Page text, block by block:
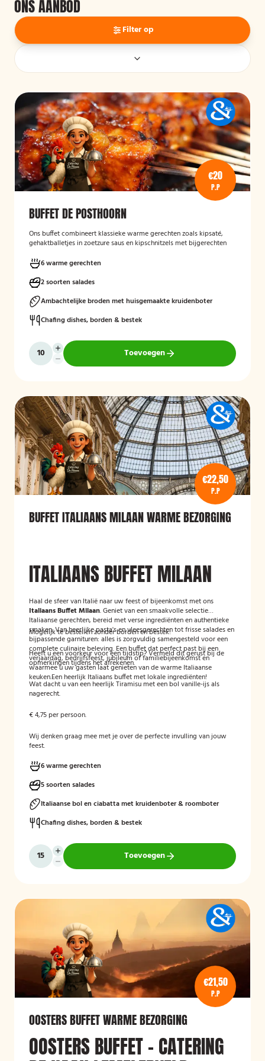
ONS AANBOD
Filter op
€20
P.P
BUFFET DE POSTHOORN
Ons buffet combineert klassieke warme gerechten zoals kipsaté,
gehaktballetjes in zoetzure saus en kipschnitzels met bijgerechten
frisse rauwkost, gemengde salades en vers brood met kruidenboter
voor een compleet en smaakvol geheel.
Mogelijk te bestellen zonder borden en bestek!
6 warme gerechten
2 soorten salades
Ambachtelijke broden met huisgemaakte kruidenboter
Chafing dishes, borden & bestek
Toevoegen
€22,50
P.P
BUFFET ITALIAANS MILAAN WARME BEZORGING
ITALIAANS BUFFET MILAAN
Haal de sfeer van Italië naar uw feest of bijeenkomst met ons
Italiaans Buffet Milaan.Geniet van een smaakvolle selectie
Italiaanse gerechten, bereid met verse ingrediënten en authentieke
smaken.Van heerlijke pasta's en vleesgerechten tot frisse salades en
bijpassende garnituren: alles is zorgvuldig samengesteld voor een
complete culinaire beleving.Een buffet dat perfect past bij een
verjaardag, bedrijfsfeest, jubileum of familiebijeenkomst en
waarmee u uw gasten laat genieten van de warme Italiaanse
keuken.Een heerlijk Italiaans buffet met lokale ingrediënten!
Mogelijk te bestellen zonder borden en bestek!
Heeft u een voorkeur voor een tijdstip? Vermeld dit gerust bij de
opmerkingen tijdens het afrekenen.
Wat dacht u van een heerlijk Tiramisu met een bol vanille-ijs als
nagerecht.
€ 4,75 per persoon.
Wij denken graag mee met je over de perfecte invulling van jouw
feest.
6 warme gerechten
5 soorten salades
Italiaanse bol en ciabatta met kruidenboter & roomboter
Chafing dishes, borden & bestek
Toevoegen
€21,50
P.P
OOSTERS BUFFET WARME BEZORGING
OOSTERS BUFFET – CATERING